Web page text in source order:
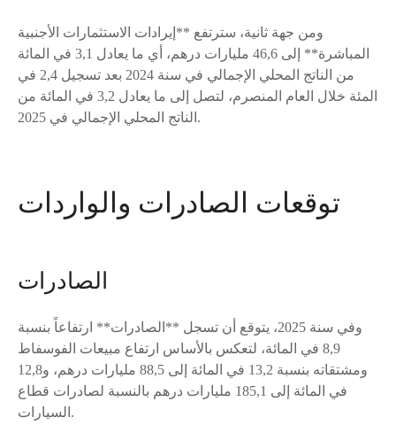
ومن جهة ثانية، سترتفع **إيرادات الاستثمارات الأجنبية
المباشرة** إلى 46,6 مليارات درهم، أي ما يعادل 3,1 في المائة
من الناتج المحلي الإجمالي في سنة 2024 بعد تسجيل 2,4 في
المئة خلال العام المنصرم، لتصل إلى ما يعادل 3,2 في المائة من
الناتج المحلي الإجمالي في 2025.
توقعات الصادرات والواردات
الصادرات
وفي سنة 2025، يتوقع أن تسجل **الصادرات** ارتفاعاً بنسبة
8,9 في المائة، لتعكس بالأساس ارتفاع مبيعات الفوسفاط
ومشتقاته بنسبة 13,2 في المائة إلى 88,5 مليارات درهم، و12,8
في المائة إلى 185,1 مليارات درهم بالنسبة لصادرات قطاع
السيارات.